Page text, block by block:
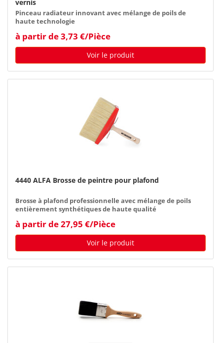
vernis
Pinceau radiateur innovant avec mélange de poils de
haute technologie
à partir de 3,73 €/Pièce
Voir le produit
4440 ALFA Brosse de peintre pour plafond
Brosse à plafond professionnelle avec mélange de poils
entièrement synthétiques de haute qualité
à partir de 27,95 €/Pièce
Voir le produit